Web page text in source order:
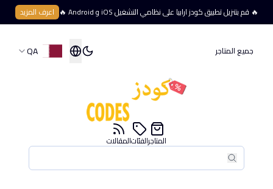
🔥 قم بتنزيل تطبيق كودز ارابيا على نظامي التشغيل iOS و Android 🔥 اعرف المزيد
جميع المتاجر QA
بحث
بحث
المتاجرالفئاتالمقالات